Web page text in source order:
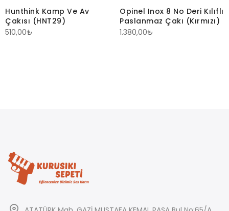
Hunthink Kamp Ve Av
Çakısı (HNT29)
510,00₺
Opinel Inox 8 No Deri Kılıflı
Paslanmaz Çakı (Kırmızı)
1.380,00₺